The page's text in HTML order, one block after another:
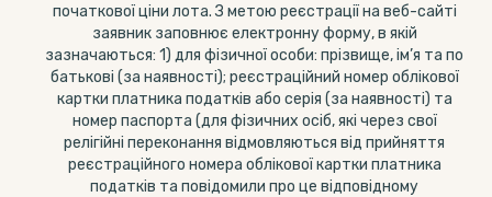
початкової ціни лота. З метою реєстрації на веб-сайті
заявник заповнює електронну форму, в якій
зазначаються: 1) для фізичної особи: прізвище, ім’я та по
батькові (за наявності); реєстраційний номер облікової
картки платника податків або серія (за наявності) та
номер паспорта (для фізичних осіб, які через свої
релігійні переконання відмовляються від прийняття
реєстраційного номера облікової картки платника
податків та повідомили про це відповідному